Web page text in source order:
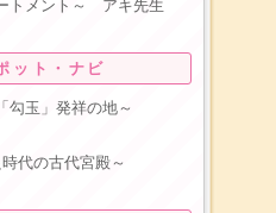
メント～ アキ先生
ット・ナビ
勾玉」発祥の地～
代の古代宮殿～